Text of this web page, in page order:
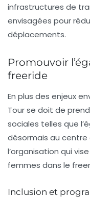
infrastructures de
envisagées pour
déplacements.
Promouvoir
freeride
En plus des enjeux
Tour se doit de
sociales telles que l’
désormais au
l’organisation qui
femmes dans le
Inclusion et